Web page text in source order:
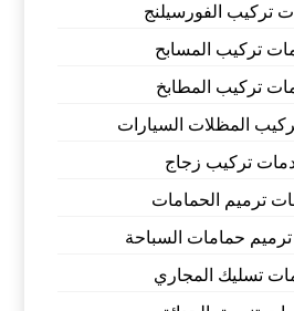
تركيب الفورسيلنج
تركيب المسابح
تركيب المطابخ
المظلات السيارات
تركيب زجاج
ترميم الحمامات
حمامات السباحة
تسليك المجاري